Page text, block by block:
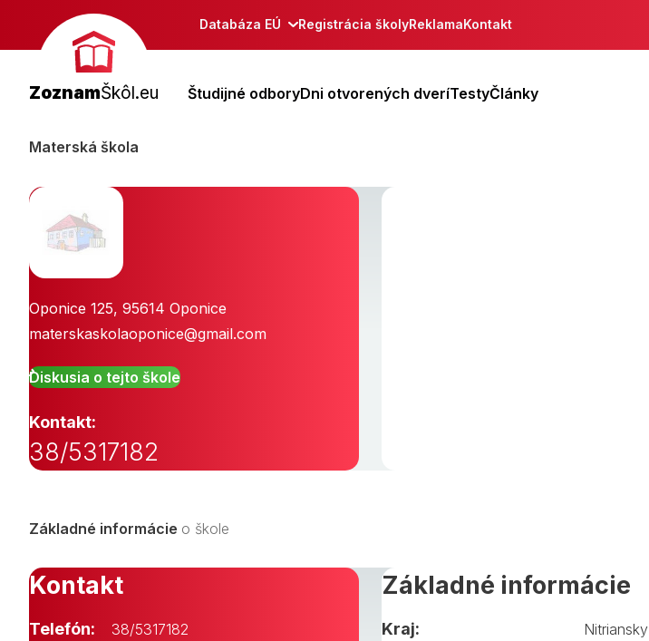
Databáza EÚ Registrácia školyReklamaKontakt
ZoznamŠkôl.eu Študijné odboryDni otvorených dveríTestyČlánky
Materská škola
Oponice 125, 95614 Oponice
materskaskolaoponice@gmail.com
Diskusia o tejto škole
Kontakt:
38/5317182
Základné informácie o škole
Kontakt
Telefón:
38/5317182
Základné informácie
Kraj:
Nitriansky